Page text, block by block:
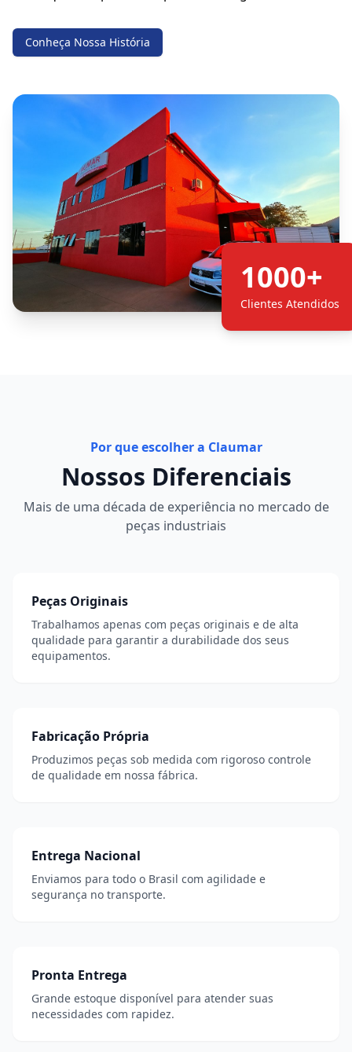
1000+
Clientes Atendidos
Conheça Nossa História
Por que escolher a Claumar
Nossos Diferenciais
Mais de uma década de experiência no mercado de
peças industriais
Peças Originais
Trabalhamos apenas com peças originais e de alta
qualidade para garantir a durabilidade dos seus
equipamentos.
Fabricação Própria
Produzimos peças sob medida com rigoroso controle
de qualidade em nossa fábrica.
Entrega Nacional
Enviamos para todo o Brasil com agilidade e
segurança no transporte.
Pronta Entrega
Grande estoque disponível para atender suas
necessidades com rapidez.